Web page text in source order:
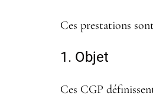
Ces prestations sont
1. Objet
Ces CGP